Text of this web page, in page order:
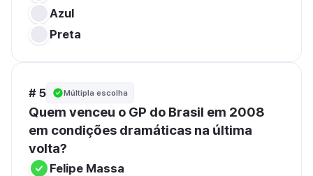
Azul
Preta
# 5 Múltipla escolha
Quem venceu o GP do Brasil em 2008
em condições dramáticas na última
volta?
Felipe Massa